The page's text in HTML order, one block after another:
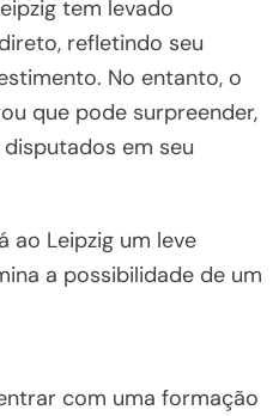
tem levado
refletindo seu
No entanto, o
que pode surpreender,
em seu
ao Leipzig um leve
a possibilidade de um
com uma formação